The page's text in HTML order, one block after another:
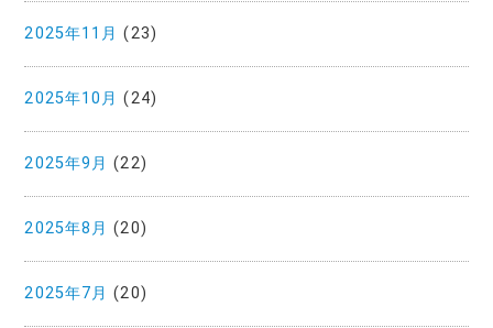
2025年11月 (23)
2025年10月 (24)
2025年9月 (22)
2025年8月 (20)
2025年7月 (20)